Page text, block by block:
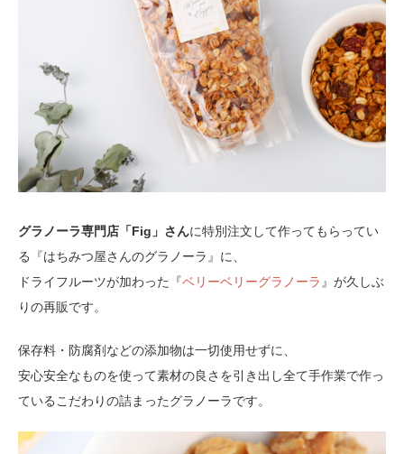
グラノーラ専門店「Fig」さんに特別注文して作ってもらってい
る『はちみつ屋さんのグラノーラ』に、
ドライフルーツが加わった『ベリーベリーグラノーラ 』が久しぶ
りの再販です。
保存料・防腐剤などの添加物は一切使用せずに、
安心安全なものを使って素材の良さを引き出し全て手作業で作っ
ているこだわりの詰まったグラノーラです。